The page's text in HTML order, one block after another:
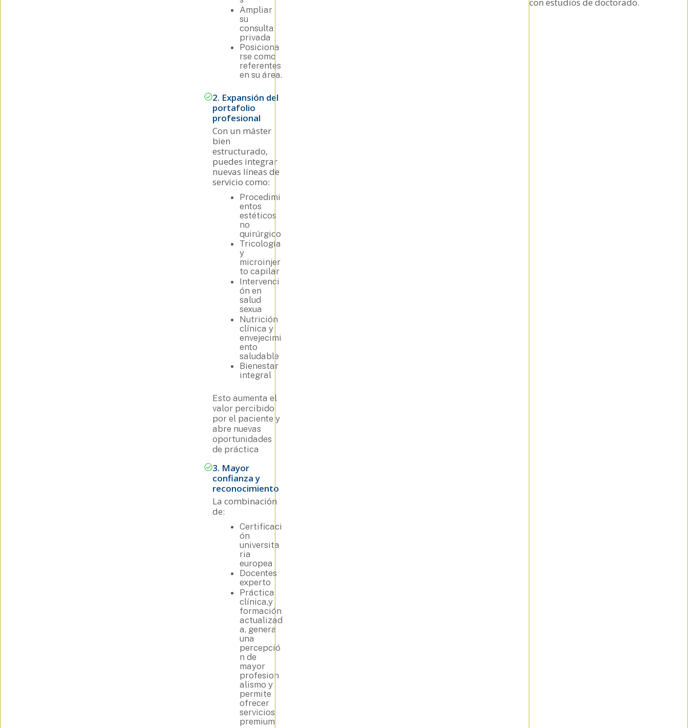
Ampliar
su
consulta
privada
Posiciona
rse como
referentes
en su área.
2. Expansión del
portafolio
profesional
Con un máster
bien
estructurado,
puedes integrar
nuevas líneas de
servicio como:
Procedimi
entos
estéticos
no
quirúrgico
Tricología
y
microinjer
to capilar
Intervenci
ón en
salud
sexua
Nutrición
clínica y
envejecimi
ento
saludable
Bienestar
integral
Esto aumenta el
valor percibido
por el paciente y
abre nuevas
oportunidades
de práctica
3. Mayor
confianza y
reconocimiento
La combinación
de:
Certificaci
ón
universita
ria
europea
Docentes
experto
Práctica
clínica,y
formación
actualizad
a, genera
una
percepció
n de
mayor
profesion
alismo y
permite
ofrecer
servicios
premium
con estudios de doctorado.